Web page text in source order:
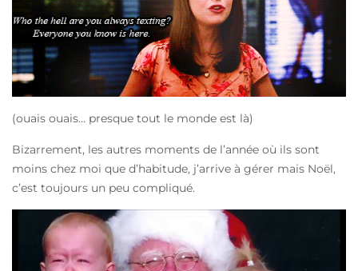
(ouais ouais… presque tout le monde est là)
Bizarrement, les autres moments de l’année où ils sont
moins chez moi que d’habitude, j’arrive à gérer mais Noël,
c’est toujours un peu compliqué.